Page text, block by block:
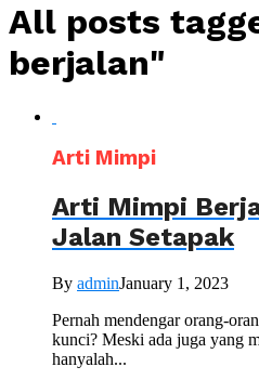
All posts
berjalan"
Arti Mimpi
Arti Mimpi
Jalan Setapak
By adminJanuary 1, 2023
Pernah mendengar orang-
kunci? Meski ada juga yang
hanyalah...